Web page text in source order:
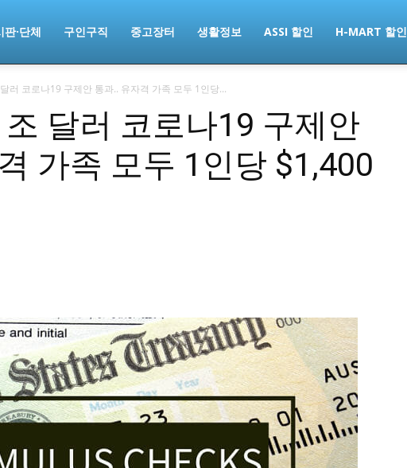
판·단체 구인구직 중고장터 생활정보 ASSI 할인 H-MART 할인
러 코로나19 구제안 통과.. 유자격 가족 모두 1인당...
달러 코로나19 구제안
가족 모두 1인당 $1,400